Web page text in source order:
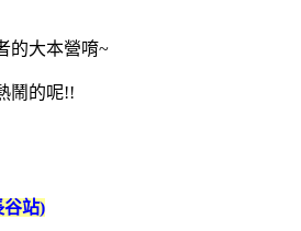
的大本營唷~
鬧的呢!!
谷站)